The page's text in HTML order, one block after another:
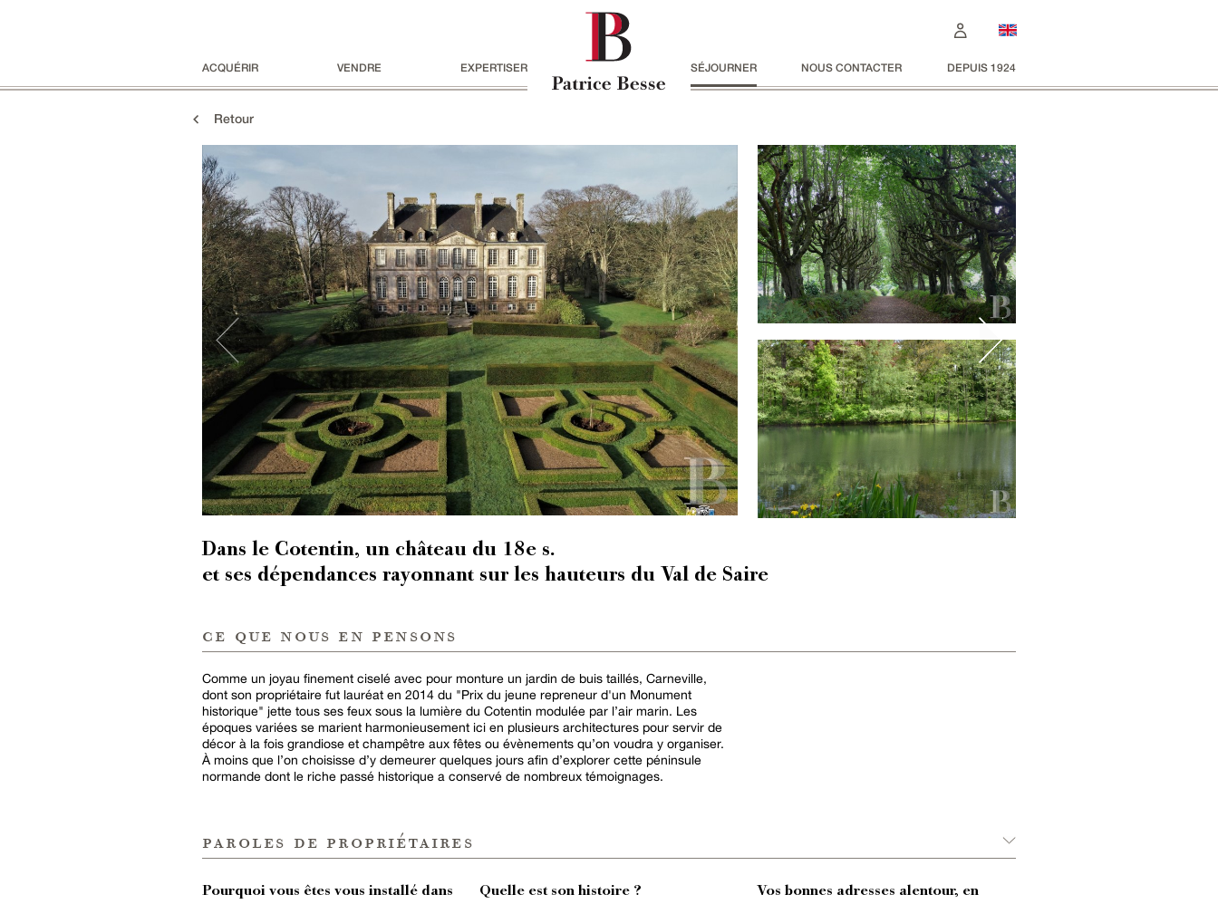
ACQUÉRIR VENDRE EXPERTISER SÉJOURNER NOUS CONTACTER DEPUIS 1924
Retour
Dans le Cotentin, un château du 18e s.
et ses dépendances rayonnant sur les hauteurs du Val de Saire
ce que nous en pensons
Comme un joyau finement ciselé avec pour monture un jardin de buis taillés, Carneville,
dont son propriétaire fut lauréat en 2014 du "Prix du jeune repreneur d'un Monument
historique" jette tous ses feux sous la lumière du Cotentin modulée par l’air marin. Les
époques variées se marient harmonieusement ici en plusieurs architectures pour servir de
décor à la fois grandiose et champêtre aux fêtes ou évènements qu’on voudra y organiser.
À moins que l’on choisisse d’y demeurer quelques jours afin d’explorer cette péninsule
normande dont le riche passé historique a conservé de nombreux témoignages.
paroles de propriétaires
Pourquoi vous êtes vous installé dans
Quelle est son histoire ?
Vos bonnes adresses alentour, en